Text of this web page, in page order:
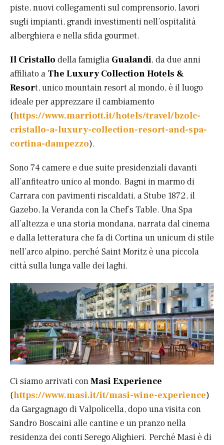
piste, nuovi collegamenti sul comprensorio, lavori
sugli impianti, grandi investimenti nell’ospitalità
alberghiera e nella sfida gourmet.
Il Cristallo della famiglia Gualandi, da due anni
affiliato a The Luxury Collection Hotels &
Resort, unico mountain resort al mondo, è il luogo
ideale per apprezzare il cambiamento
(https://www.marriott.it/hotels/travel/bzolc-
cristallo-a-luxury-collection-resort-and-spa-
cortina-dampezzo).
Sono 74 camere e due suite presidenziali davanti
all’anfiteatro unico al mondo. Bagni in marmo di
Carrara con pavimenti riscaldati, a Stube 1872, il
Gazebo, la Veranda con la Chef’s Table. Una Spa
all’altezza e una storia mondana, narrata dal cinema
e dalla letteratura che fa di Cortina un unicum di stile
nell’arco alpino, perché Saint Moritz è una piccola
città sulla lunga valle dei laghi.
Ci siamo arrivati conMasi Experience
(https://www.masi.it/it/masi-wine-experience)
da Gargagnago di Valpolicella, dopo una visita con
Sandro Boscaini alle cantine e un pranzo nella
residenza dei conti Serego Alighieri. Perché Masi è di